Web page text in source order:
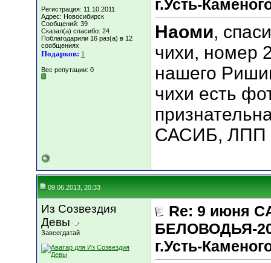
Регистрация: 11.10.2011
Адрес: Новосибирск
Сообщений: 39
Сказал(а) спасибо: 24
Поблагодарили 16 раз(а) в 12
сообщениях
Подарков: 1
Вес репутации: 0
г.Усть-
Наоми,
чихи, номер
нашего
чихи есть
САСИБ, ЛПП
09.06.2013, 20:33
Из Созвездия
Девы
Завсегдатай
Re: 9 июня
БЕЛОВОДЬЯ-
г.Усть-